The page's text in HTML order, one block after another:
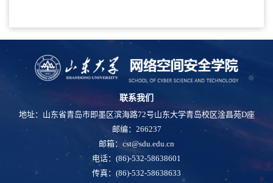
联系我们
地址：山东省青岛市即墨区滨海路72号山东大学青岛校区淦昌苑D座
邮编：266237
邮箱：cst@sdu.edu.cn
电话：(86)-532-58638601
传真：(86)-532-58638633